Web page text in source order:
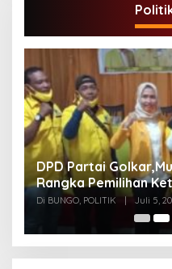
DPD Partai
Rangka Pemilihan
Di BUNGO, POLITIK | Juli 5,